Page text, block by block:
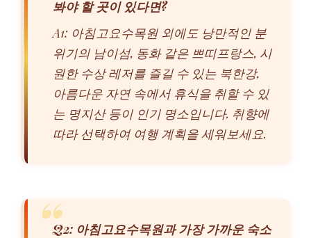
봐야 할 곳이 있다면?
A1: 아침고요수목원 외에도 낭만적인 분
위기의 남이섬, 동화 같은 쁘띠프랑스, 시
원한 수상 레저를 즐길 수 있는 북한강,
아름다운 자연 속에서 휴식을 취할 수 있
는 명지산 등이 인기 명소입니다. 취향에
따라 선택하여 여행 계획을 세워보세요.
Q2: 아침고요수목원과 가장 가까운 숙소